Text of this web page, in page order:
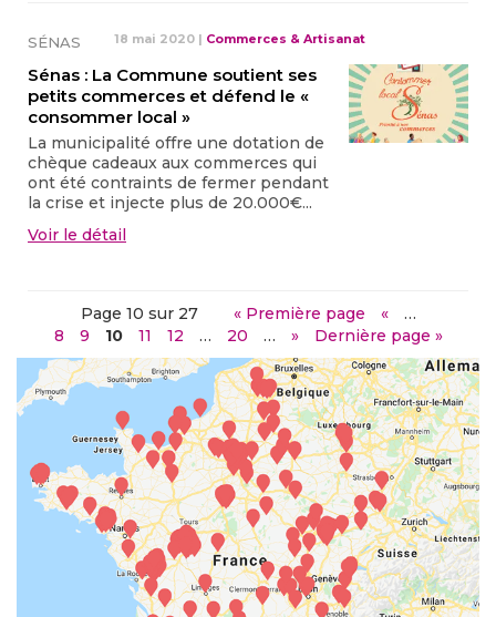
SÉNAS 18 mai 2020 | Commerces & Artisanat
Sénas : La Commune soutient ses
petits commerces et défend le «
consommer local »
La municipalité offre une dotation de
chèque cadeaux aux commerces qui
ont été contraints de fermer pendant
la crise et injecte plus de 20.000€...
Voir le détail
Page 10 sur 27 « Première page «
…
8
9 10 11 12 … 20 … » Dernière page »